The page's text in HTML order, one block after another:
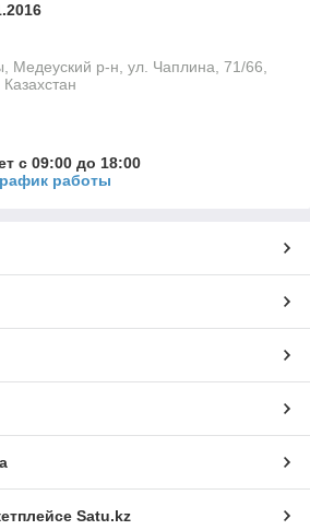
Медеуский р-н, ул. Чаплина, 71/66,
с 09:00 до 18:00
работы
Satu.kz